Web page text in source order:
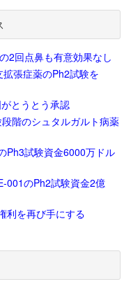
2回点鼻も有意効果なし
張症薬のPh2試験を
とうとう承認
階のシュタルガルト病薬
Ph3試験資金6000万ドル
001のPh2試験資金2億
利を再び手にする